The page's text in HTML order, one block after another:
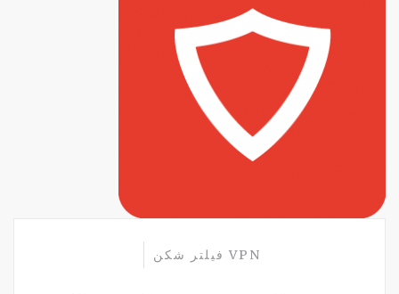
VPN فیلتر شکن